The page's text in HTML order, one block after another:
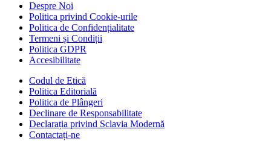
Despre Noi
Politica privind Cookie-urile
Politica de Confidențialitate
Termeni și Condiții
Politica GDPR
Accesibilitate
Codul de Etică
Politica Editorială
Politica de Plângeri
Declinare de Responsabilitate
Declarația privind Sclavia Modernă
Contactați-ne